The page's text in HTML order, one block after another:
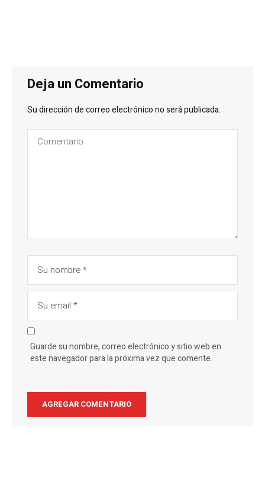
Deja un Comentario
Su dirección de correo electrónico no será publicada.
Guarde su nombre, correo electrónico y sitio web en
este navegador para la próxima vez que comente.